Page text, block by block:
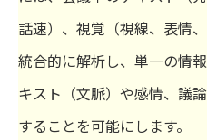
話速）、視覚（視線、表情
統合的に解析し、単一の情
キスト（文脈）や感情、議
することを可能にします。